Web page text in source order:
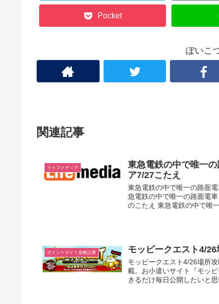
Pocket
ぽいこ
関連記事
ライフメディア
東急電鉄の中で唯一
ア7/27こたえ
東急電鉄の中で唯一の路面
急電鉄の中で唯一の路面電
のこたえ 東急電鉄の中で唯
ポイントサイト攻略記事 モッピークエスト4/
モッピークエスト4/26場所
載。お小遣いサイト『モッ
きるだけ毎日公開したいと